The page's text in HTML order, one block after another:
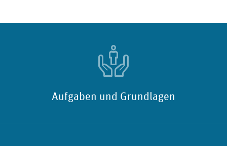
Aufgaben und Grundlagen